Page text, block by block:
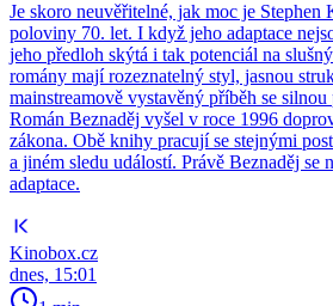
Je skoro neuvěřitelné, jak moc je Stephen
poloviny 70. let. I když jeho adaptace
jeho předloh skýtá i tak potenciál na
romány mají rozeznatelný styl, jasnou
mainstreamově vystavěný příběh se
Román Beznaděj vyšel v roce 1996
zákona. Obě knihy pracují se stejnými
a jiném sledu událostí. Právě Beznaděj
adaptace.
Kinobox.cz
dnes, 15:01